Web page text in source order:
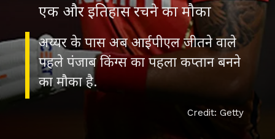
अय्यर के पास अब आईपीएल जीतने वाले
पहले पंजाब किंग्‍स का पहला कप्‍तान बनने
का मौका है.
एक और इतिहास रचने का मौका
Credit: Getty